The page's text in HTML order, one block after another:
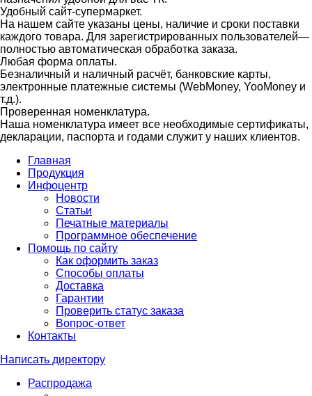
Удобный сайт-супермаркет.
На нашем сайте указаны цены, наличие и сроки поставки
каждого товара. Для зарегистрированных пользователей—
полностью автоматическая обработка заказа.
Любая форма оплаты.
Безналичный и наличный расчёт, банковские карты,
электронные платежные системы (WebMoney, YooMoney и
т.д.).
Проверенная номенклатура.
Наша номенклатура имеет все необходимые сертификаты,
декларации, паспорта и годами служит у наших клиентов.
Главная
Продукция
Инфоцентр
Новости
Статьи
Печатные материалы
Программное обеспечение
Помощь по сайту
Как оформить заказ
Способы оплаты
Доставка
Гарантии
Проверить статус заказа
Вопрос-ответ
Контакты
Написать директору
Распродажа